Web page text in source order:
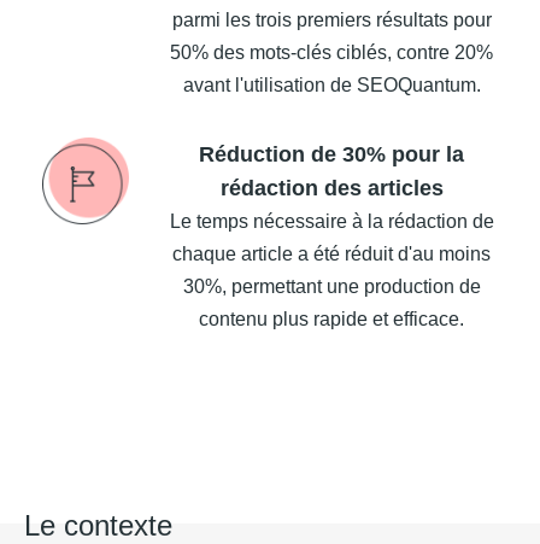
parmi les trois premiers résultats pour
50% des mots-clés ciblés, contre 20%
avant l'utilisation de SEOQuantum.
Réduction de 30% pour la
rédaction des articles
Le temps nécessaire à la rédaction de
chaque article a été réduit d'au moins
30%, permettant une production de
contenu plus rapide et efficace.
Le contexte